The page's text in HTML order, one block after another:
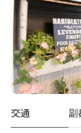
交通
副